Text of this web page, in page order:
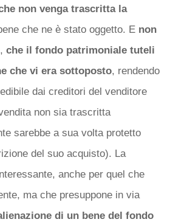
non venga trascritta la
che ne è stato oggetto. E non
che il fondo patrimoniale tuteli
che vi era sottoposto, rendendo
dai creditori del venditore
non sia trascritta
sarebbe a sua volta protetto
del suo acquisto). La
anche per quel che
ma che presuppone in via
di un bene del fondo